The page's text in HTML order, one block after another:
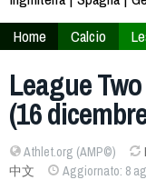
Home
Calcio
League
(16
Athlet.org (AMP©)
中文
Aggiornato: 8